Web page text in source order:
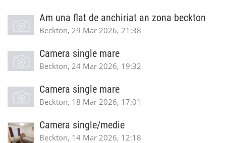
Am una flat de anchiriat an zona beckton
Beckton, 29 Mar 2026, 21:38
Camera single mare
Beckton, 24 Mar 2026, 19:32
Camera single mare
Beckton, 18 Mar 2026, 17:01
Camera single/medie
Beckton, 14 Mar 2026, 12:18